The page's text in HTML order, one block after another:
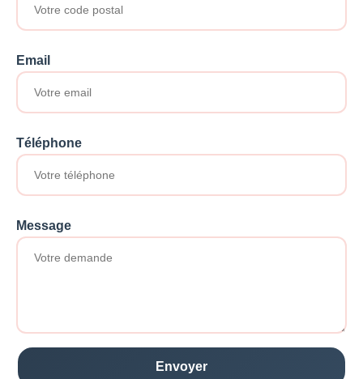
Email
Téléphone
Message